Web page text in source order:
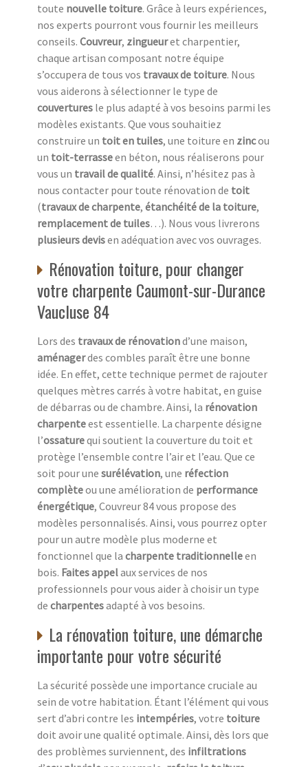
toute nouvelle toiture. Grâce à leurs expériences,
nos experts pourront vous fournir les meilleurs
conseils. Couvreur, zingueuret charpentier,
chaque artisan composant notre équipe
s’occupera de tous vos travaux de toiture. Nous
vous aiderons à sélectionner le type de
couvertures le plus adapté à vos besoins parmi les
modèles existants. Que vous souhaitiez
construire un toit en tuiles, une toiture en zincou
un toit-terrasseen béton, nous réaliserons pour
vous un travail de qualité. Ainsi, n’hésitez pas à
nous contacter pour toute rénovation de toit
(travaux de charpente, étanchéité de la toiture,
remplacement de tuiles…). Nous vous livrerons
plusieurs devisen adéquation avec vos ouvrages.
Rénovation toiture, pour changer
votre charpente Caumont-sur-Durance
Vaucluse 84
Lors des travaux de rénovationd’une maison,
aménagerdes combles paraît être une bonne
idée. En effet, cette technique permet de rajouter
quelques mètres carrés à votre habitat, en guise
de débarras ou de chambre. Ainsi, la rénovation
charpenteest essentielle. La charpente désigne
l’ossaturequi soutient la couverture du toit et
protège l’ensemble contre l’air et l’eau. Que ce
soit pour une surélévation, une réfection
complèteou une amélioration de performance
énergétique, Couvreur 84 vous propose des
modèles personnalisés. Ainsi, vous pourrez opter
pour un autre modèle plus moderne et
fonctionnel que la charpente traditionnelleen
bois. Faites appelaux services de nos
professionnels pour vous aider à choisir un type
de charpentesadapté à vos besoins.
La rénovation toiture, une démarche
importante pour votre sécurité
La sécurité possède une importance cruciale au
sein de votre habitation. Étant l’élément qui vous
sert d’abri contre les intempéries, votre toiture
doit avoir une qualité optimale. Ainsi, dès lors que
des problèmes surviennent, des infiltrations